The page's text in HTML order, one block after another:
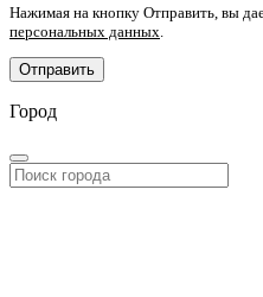
Нажимая на кнопку Отправить, вы
персональных данных
Отправить
Город